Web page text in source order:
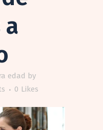
a
edad by
0 Likes